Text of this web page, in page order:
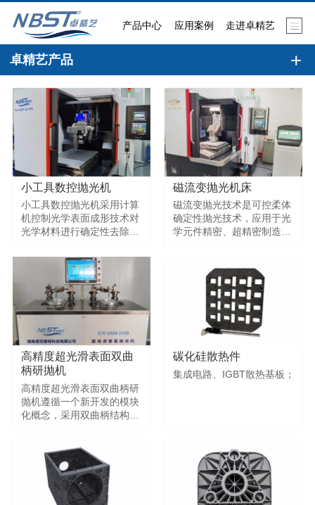
产品中心 应用案例 走进卓精艺
卓精艺产品
小工具数控抛光机
小工具数控抛光机采用计算
机控制光学表面成形技术对
光学材料进行确定性去除抛
高的抛光效率，且可以解决
传统抛光很难去除的局部面
形误差，有效提高元件抛光
面形的精度指标，是一种高
精度且高效的新型加工工
艺。
磁流变抛光机床
磁流变抛光技术是可控柔体
确定性抛光技术，应用于光
学元件精密、超精密制造，
度面形、纳米级表面质量且
近无亚表面缺陷，很好地满
足航天、航空和国防等领域
光学元件的超精密加工需
高精度超光滑表面双曲
柄研抛机
高精度超光滑表面双曲柄研
抛机遵循一个新开发的模块
化概念，采用双曲柄结构原
碳化硅散热件
集成电路、IGBT散热基板；